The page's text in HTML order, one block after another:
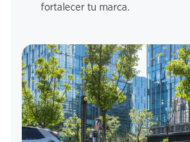
fortalecer tu marca.